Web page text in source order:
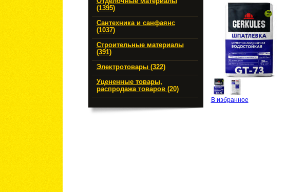
(1395)
Сантехника и санфаянс
(1037)
Строительные материалы
(391)
Электротовары (322)
Уцененные товары,
распродажа товаров (20)
В избранное